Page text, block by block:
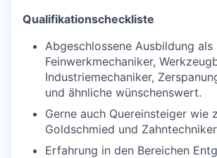
Qualifikationscheckliste
Abgeschlossene Ausbildung als
Feinwerkmechaniker,
Industriemechaniker,
und ähnliche wünschenswert.
Gerne auch Quereinsteiger wie
Goldschmied und Zahntechniker
Erfahrung in den Bereichen